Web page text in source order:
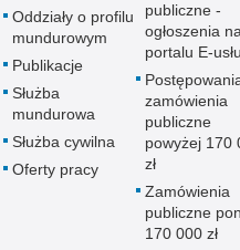
Oddziały o profilu
mundurowym
Publikacje
Służba
mundurowa
Służba cywilna
Oferty pracy
publiczne -
ogłoszenia na
portalu E-
zamówienia
publiczne
powyżej 170
zł
Zamówienia
publiczne
170 000 zł